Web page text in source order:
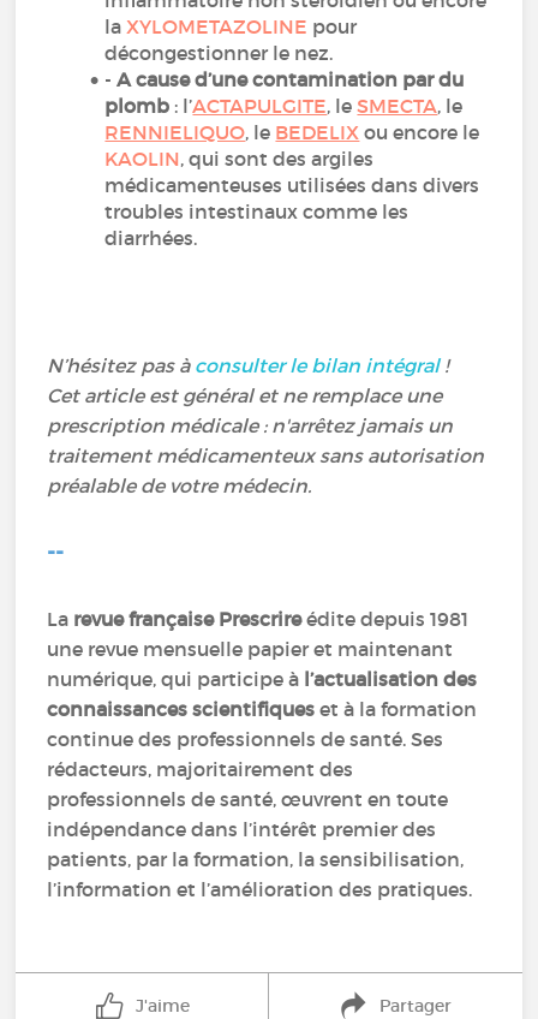
laXYLOMETAZOLINE pour
décongestionner le nez.
-A cause d’une contamination par du
plomb : l’ACTAPULGITE, leSMECTA, le
RENNIELIQUO, le BEDELIX ou encore le
KAOLIN, qui sont des argiles
médicamenteuses utilisées dans divers
troubles intestinaux comme les
diarrhées.
N’hésitez pas à consulter le bilan intégral!
Cet article est général et ne remplace une
prescription médicale : n'arrêtez jamais un
traitement médicamenteux sans autorisation
préalable de votre médecin.
--
La revue française Prescrireédite depuis 1981
une revue mensuelle papier et maintenant
numérique, qui participe à l’actualisation des
connaissances scientifiques et à la formation
continue des professionnels de santé. Ses
rédacteurs, majoritairement des
professionnels de santé, œuvrent en toute
indépendance dans l’intérêt premier des
patients, par la formation, la sensibilisation,
l’information et l’amélioration des pratiques.
J'aime Partager